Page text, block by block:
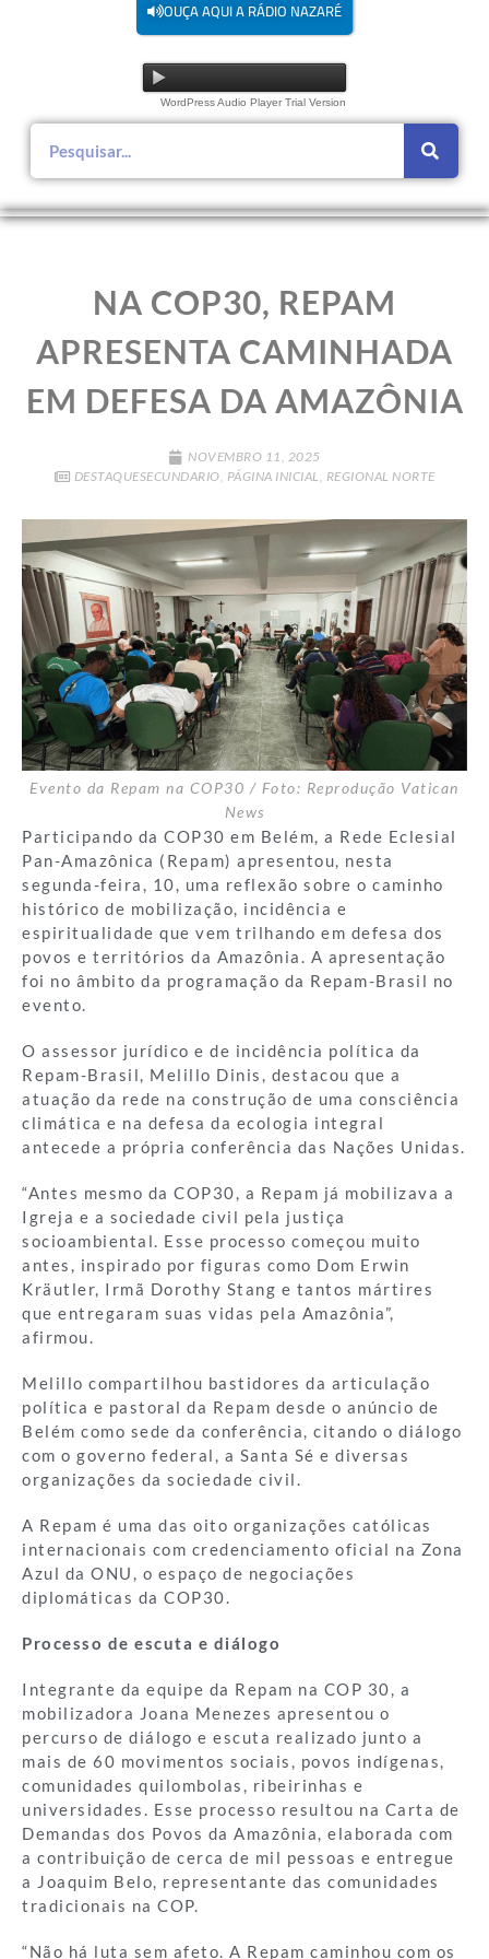
OUÇA AQUI A RÁDIO NAZARÉ
WordPress Audio Player Trial Version
NA COP30, REPAM
APRESENTA CAMINHADA
EM DEFESA DA AMAZÔNIA
NOVEMBRO 11, 2025
DESTAQUESECUNDARIO, PÁGINA INICIAL, REGIONAL NORTE
Evento da Repam na COP30 / Foto: Reprodução Vatican
News
Participando da COP30 em Belém, a Rede Eclesial
Pan-Amazônica (Repam) apresentou, nesta
segunda-feira, 10, uma reflexão sobre o caminho
histórico de mobilização, incidência e
espiritualidade que vem trilhando em defesa dos
povos e territórios da Amazônia. A apresentação
foi no âmbito da programação da Repam-Brasil no
evento.
O assessor jurídico e de incidência política da
Repam-Brasil, Melillo Dinis, destacou que a
atuação da rede na construção de uma consciência
climática e na defesa da ecologia integral
antecede a própria conferência das Nações Unidas.
“Antes mesmo da COP30, a Repam já mobilizava a
Igreja e a sociedade civil pela justiça
socioambiental. Esse processo começou muito
antes, inspirado por figuras como Dom Erwin
Kräutler, Irmã Dorothy Stang e tantos mártires
que entregaram suas vidas pela Amazônia”,
afirmou.
Melillo compartilhou bastidores da articulação
política e pastoral da Repam desde o anúncio de
Belém como sede da conferência, citando o diálogo
com o governo federal, a Santa Sé e diversas
organizações da sociedade civil.
A Repam é uma das oito organizações católicas
internacionais com credenciamento oficial na Zona
Azul da ONU, o espaço de negociações
diplomáticas da COP30.
Processo de escuta e diálogo
Integrante da equipe da Repam na COP 30, a
mobilizadora Joana Menezes apresentou o
percurso de diálogo e escuta realizado junto a
mais de 60 movimentos sociais, povos indígenas,
comunidades quilombolas, ribeirinhas e
universidades. Esse processo resultou na Carta de
Demandas dos Povos da Amazônia, elaborada com
a contribuição de cerca de mil pessoas e entregue
a Joaquim Belo, representante das comunidades
tradicionais na COP.
“Não há luta sem afeto. A Repam caminhou com os